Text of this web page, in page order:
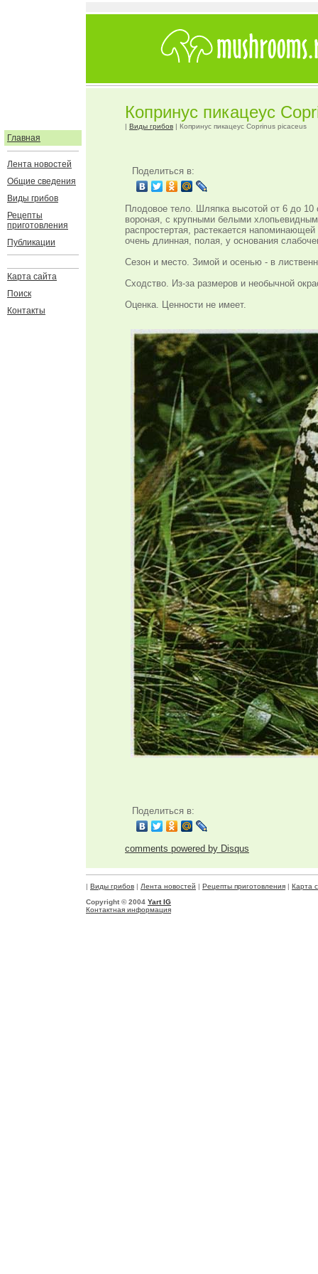
Главная
Лента новостей
Общие сведения
Виды грибов
Рецепты
приготовления
Публикации
Карта сайта
Поиск
Контакты
Копринус пикацеус
| Виды грибов | Копринус пикацеус Coprinus picaceus
Поделиться в:
Плодовое тело. Шляпка высотой от 6 до
вороная, с крупными белыми
распростертая, растекается
очень длинная, полая, у основания
Сезон и место. Зимой и осенью - в
Сходство. Из-за размеров и необычной
Оценка. Ценности не имеет.
Поделиться в:
comments powered by Disqus
| Виды грибов | Лента новостей | Рецепты приготовления | Карта
Copyright © 2004 Yart IG
Контактная информация